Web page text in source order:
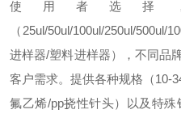
使用者选择
（25ul/50ul/100ul/250ul/
进样器/塑料进样器），不同品
客户需求。提供各种规格（10-
氟乙烯/pp挠性针头）以及特